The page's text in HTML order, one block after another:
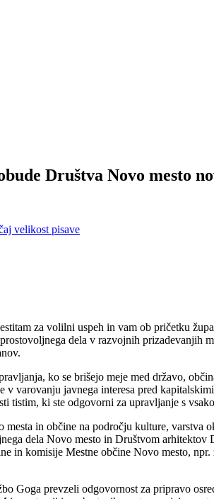
Društva Novo mesto
velikost pisave
za volilni uspeh in vam ob pričetku
dela v razvojnih prizadevanjih
ko se brišejo meje med državo,
v varovanju javnega interesa pred
tistim, ki ste odgovorni za upravljanje s
in občine na področju kulture,
dela Novo mesto in Društvom
in komisije Mestne občine Novo mesto,
Goga prevzeli odgovornost za pripravo